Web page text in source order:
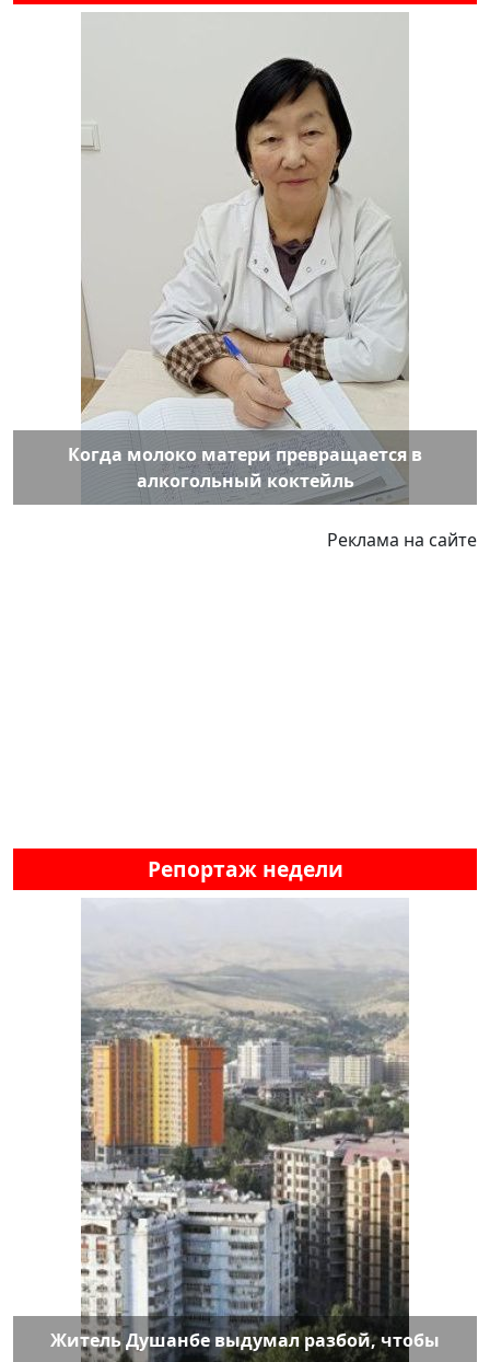
Когда молоко матери превращается в
алкогольный коктейль
Реклама на сайте
Репортаж недели
Житель Душанбе выдумал разбой, чтобы